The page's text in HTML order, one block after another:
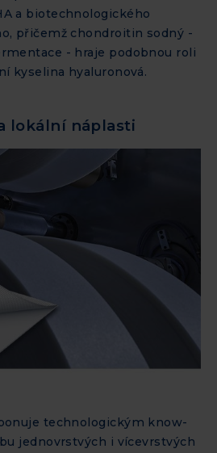
a biotechnologického
přičemž chondroitin sodný -
- hraje podobnou roli
kyselina hyaluronová.
lokální náplasti
technologickým know-
jednovrstvých i vícevrstvých